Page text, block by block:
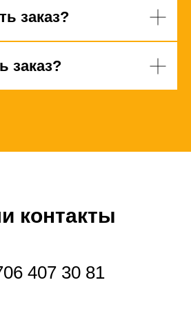
заказ?
заказ?
контакты
407 30 81